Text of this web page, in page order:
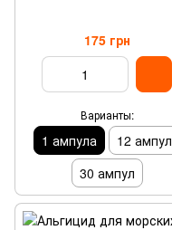
175 грн
Варианты:
1 ампула
12 ампул
30 ампул